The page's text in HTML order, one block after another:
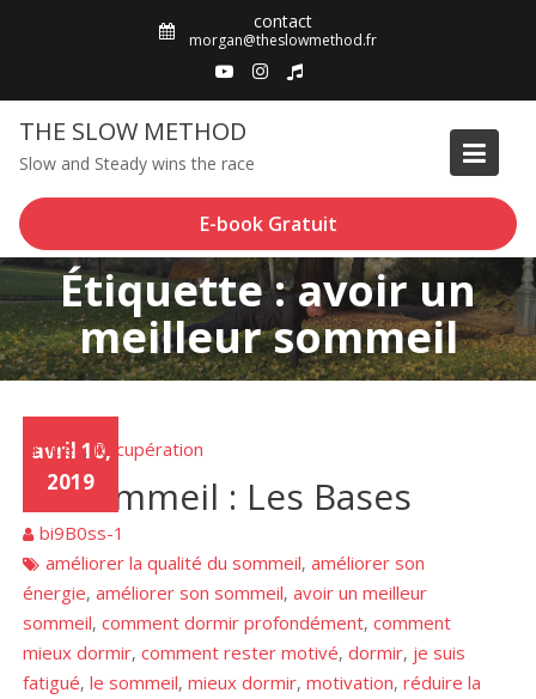
contact
morgan@theslowmethod.fr
THE SLOW METHOD
Slow and Steady wins the race
E-book Gratuit
Étiquette : avoir un
meilleur sommeil
avril 10,
2019
Articles, Récupération
Le Sommeil : Les Bases
bi9B0ss-1
améliorer la qualité du sommeil,améliorer son
énergie,améliorer son sommeil,avoir un meilleur
sommeil,comment dormir profondément,comment
mieux dormir,comment rester motivé,dormir, je suis
fatigué,le sommeil,mieux dormir,motivation,réduire la